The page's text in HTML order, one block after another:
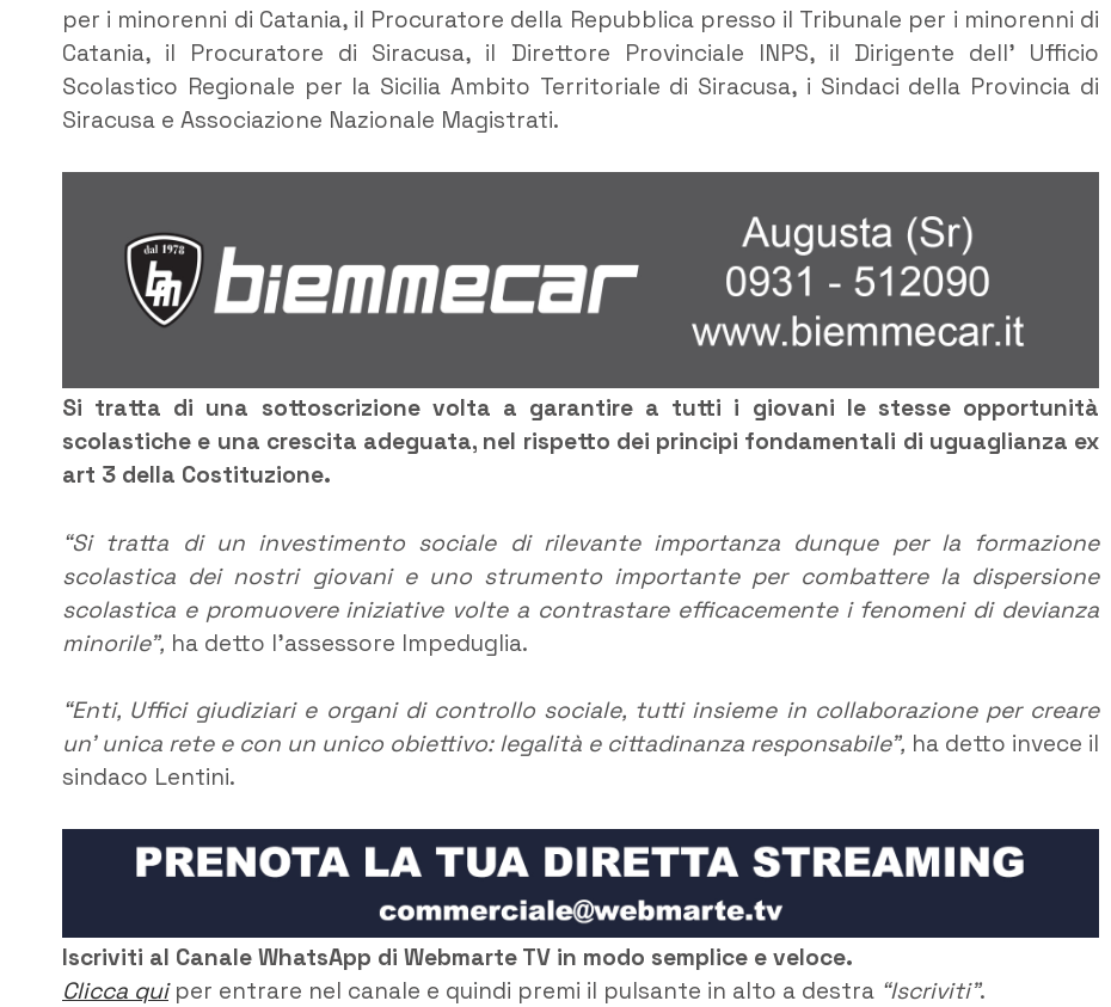
per i minorenni di Catania, il Procuratore della Repubblica presso il Tribunale per i minorenni di
Catania, il Procuratore di Siracusa, il Direttore Provinciale INPS, il Dirigente dell’ Ufficio
Scolastico Regionale per la Sicilia Ambito Territoriale di Siracusa, i Sindaci della Provincia di
Siracusa e Associazione Nazionale Magistrati.
Si tratta di una sottoscrizione volta a garantire a tutti i giovani le stesse opportunità
scolastiche e una crescita adeguata, nel rispetto dei principi fondamentali di uguaglianza ex
art 3 della Costituzione.
“Si tratta di un investimento sociale di rilevante importanza dunque per la formazione
scolastica dei nostri giovani e uno strumento importante per combattere la dispersione
scolastica e promuovere iniziative volte a contrastare efficacemente i fenomeni di devianza
minorile”, ha detto l’assessore Impeduglia.
“Enti, Uffici giudiziari e organi di controllo sociale, tutti insieme in collaborazione per creare
un’ unica rete e con un unico obiettivo: legalità e cittadinanza responsabile”, ha detto invece il
sindaco Lentini.
Iscriviti al Canale WhatsApp di Webmarte TV in modo semplice e veloce.
Clicca quiper entrare nel canale e quindi premi il pulsante in alto a destra “Iscriviti”.